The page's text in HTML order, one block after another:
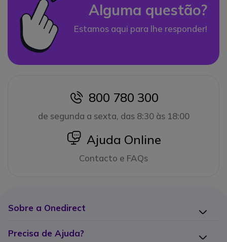
Alguma questão?
Estamos aqui para lhe responder!
icon
800 780 300
de segunda a sexta, das 8:30 às 18:00
icon
Ajuda Online
Contacto e FAQs
Sobre a Onedirect
Precisa de Ajuda?